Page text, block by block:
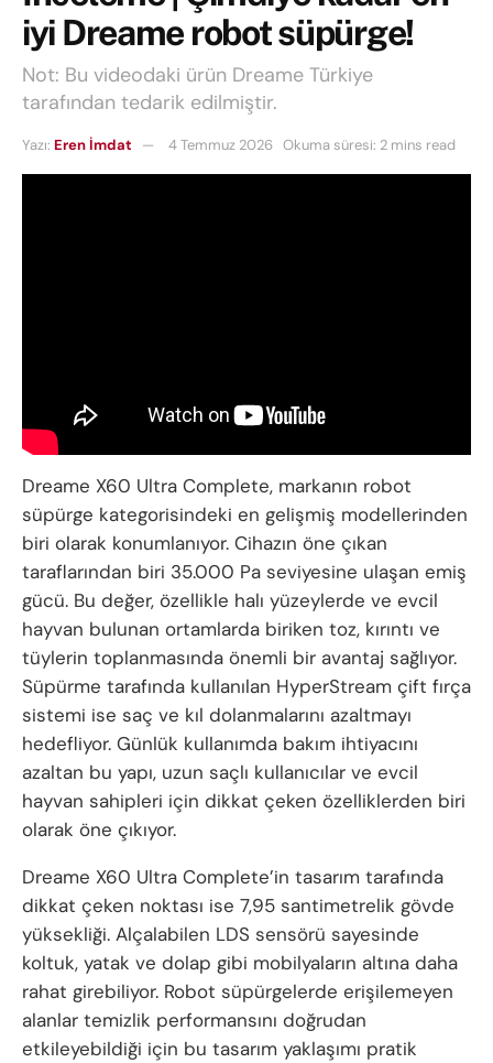
iyi Dreame robot süpürge!
Not: Bu videodaki ürün Dreame Türkiye
tarafından tedarik edilmiştir.
Yazı: Eren İmdat 4 Temmuz 2026 Okuma süresi: 2 mins read
Dreame X60 Ultra Complete, markanın robot
süpürge kategorisindeki en gelişmiş modellerinden
biri olarak konumlanıyor. Cihazın öne çıkan
taraflarından biri 35.000 Pa seviyesine ulaşan emiş
gücü. Bu değer, özellikle halı yüzeylerde ve evcil
hayvan bulunan ortamlarda biriken toz, kırıntı ve
tüylerin toplanmasında önemli bir avantaj sağlıyor.
Süpürme tarafında kullanılan HyperStream çift fırça
sistemi ise saç ve kıl dolanmalarını azaltmayı
hedefliyor. Günlük kullanımda bakım ihtiyacını
azaltan bu yapı, uzun saçlı kullanıcılar ve evcil
hayvan sahipleri için dikkat çeken özelliklerden biri
olarak öne çıkıyor.
Dreame X60 Ultra Complete’in tasarım tarafında
dikkat çeken noktası ise 7,95 santimetrelik gövde
yüksekliği. Alçalabilen LDS sensörü sayesinde
koltuk, yatak ve dolap gibi mobilyaların altına daha
rahat girebiliyor. Robot süpürgelerde erişilemeyen
alanlar temizlik performansını doğrudan
etkileyebildiği için bu tasarım yaklaşımı pratik